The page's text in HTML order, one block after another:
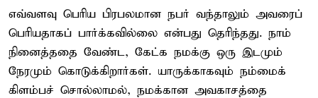
எவ்வளவு பெரிய பிரபலமான நபர் வந்தாலும் அவரைப்
பெரியதாகப் பார்க்கவில்லை என்பது தெரிந்தது. நாம்
நினைத்ததை வேண்ட, கேட்க நமக்கு ஒரு இடமும்
நேரமும் கொடுக்கிறார்கள். யாருக்காகவும் நம்மைக்
கிளம்பச் சொல்லாமல், நமக்கான அவகாசத்தை